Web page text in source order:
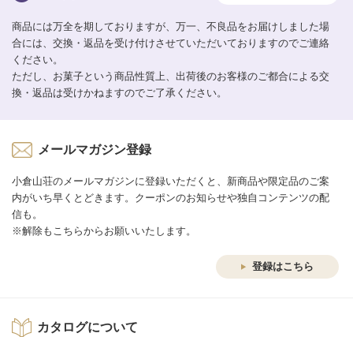
商品には万全を期しておりますが、万一、不良品をお届けしました場
合には、交換・返品を受け付けさせていただいておりますのでご連絡
ください。
ただし、お菓子という商品性質上、出荷後のお客様のご都合による交
換・返品は受けかねますのでご了承ください。
メールマガジン登録
小倉山荘のメールマガジンに登録いただくと、新商品や限定品のご案
内がいち早くとどきます。クーポンのお知らせや独自コンテンツの配
信も。
※解除もこちらからお願いいたします。
登録はこちら
カタログについて